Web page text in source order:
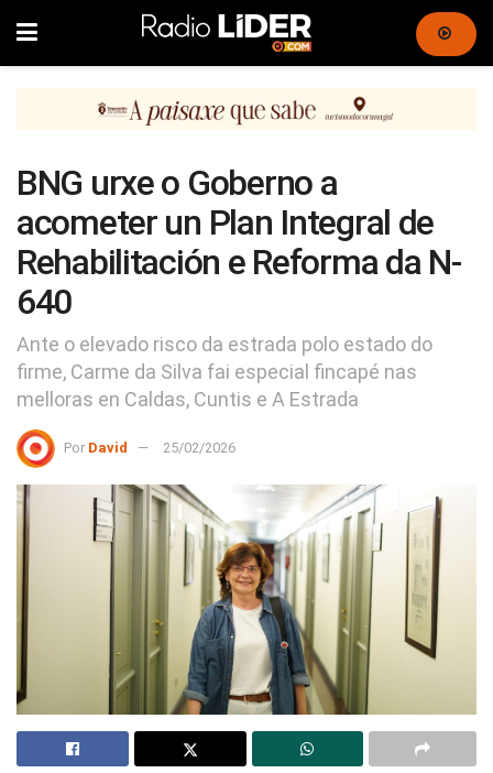
BNG urxe o Goberno a
acometer un Plan Integral de
Rehabilitación e Reforma da N-
640
Ante o elevado risco da estrada polo estado do
firme, Carme da Silva fai especial fincapé nas
melloras en Caldas, Cuntis e A Estrada
Por David 25/02/2026